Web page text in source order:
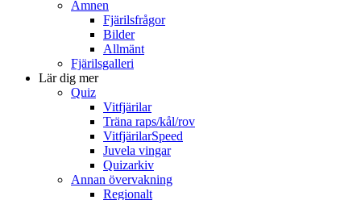
Ämnen
Fjärilsfrågor
Bilder
Allmänt
Fjärilsgalleri
Lär dig mer
Quiz
Vitfjärilar
Träna raps/kål/rov
VitfjärilarSpeed
Juvela vingar
Quizarkiv
Annan övervakning
Regionalt